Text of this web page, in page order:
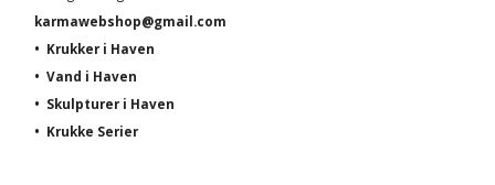
karmawebshop@gmail.com
• Krukker i Haven
• Vand i Haven
• Skulpturer i Haven
• Krukke Serier